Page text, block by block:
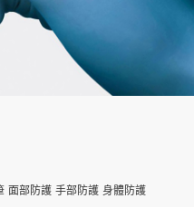
面部防護 手部防護 身體防護